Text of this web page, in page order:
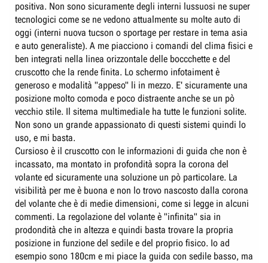
positiva. Non sono sicuramente degli interni lussuosi ne super
tecnologici come se ne vedono attualmente su molte auto di
oggi (interni nuova tucson o sportage per restare in tema asia
e auto generaliste). A me piacciono i comandi del clima fisici e
ben integrati nella linea orizzontale delle boccchette e del
cruscotto che la rende finita. Lo schermo infotaiment è
generoso e modalità "appeso" li in mezzo. E' sicuramente una
posizione molto comoda e poco distraente anche se un pò
vecchio stile. Il sitema multimediale ha tutte le funzioni solite.
Non sono un grande appassionato di questi sistemi quindi lo
uso, e mi basta.
Cursioso è il cruscotto con le informazioni di guida che non è
incassato, ma montato in profondità sopra la corona del
volante ed sicuramente una soluzione un pò particolare. La
visibilità per me è buona e non lo trovo nascosto dalla corona
del volante che è di medie dimensioni, come si legge in alcuni
commenti. La regolazione del volante è "infinita" sia in
prodondità che in altezza e quindi basta trovare la propria
posizione in funzione del sedile e del proprio fisico. Io ad
esempio sono 180cm e mi piace la guida con sedile basso, ma